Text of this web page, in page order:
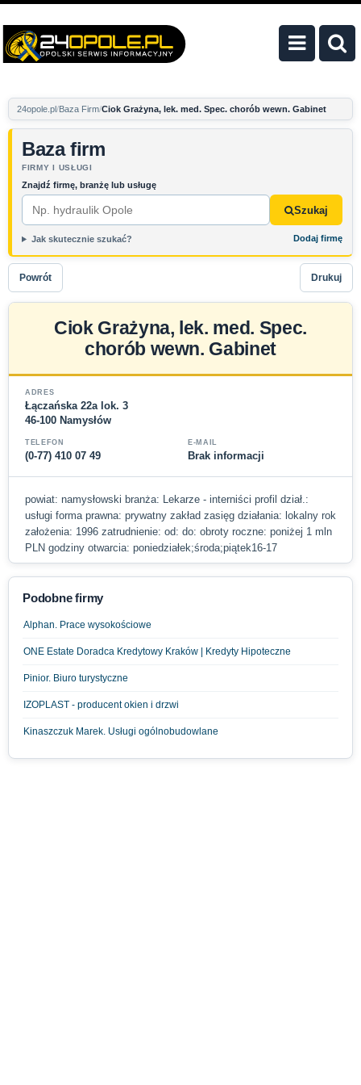
24opole.pl Baza Firm Ciok Grażyna, lek. med. Spec. chorób wewn. Gabinet
Baza firm
FIRMY I USŁUGI
Znajdź firmę, branżę lub usługę
Szukaj
Jak skutecznie szukać? Dodaj firmę
Powrót Drukuj
Ciok Grażyna, lek. med. Spec.
chorób wewn. Gabinet
ADRES
Łączańska 22a lok. 3
46-100 Namysłów
TELEFON
(0-77) 410 07 49
E-MAIL
Brak informacji
powiat: namysłowski branża: Lekarze - interniści profil dział.:
usługi forma prawna: prywatny zakład zasięg działania: lokalny rok
założenia: 1996 zatrudnienie: od: do: obroty roczne: poniżej 1 mln
PLN godziny otwarcia: poniedziałek;środa;piątek16-17
Podobne firmy
Alphan. Prace wysokościowe
ONE Estate Doradca Kredytowy Kraków | Kredyty Hipoteczne
Pinior. Biuro turystyczne
IZOPLAST - producent okien i drzwi
Kinaszczuk Marek. Usługi ogólnobudowlane